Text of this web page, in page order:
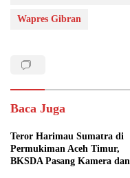
Wapres Gibran
Baca Juga
Teror Harimau Sumatra di
Permukiman Aceh Timur,
BKSDA Pasang Kamera dan